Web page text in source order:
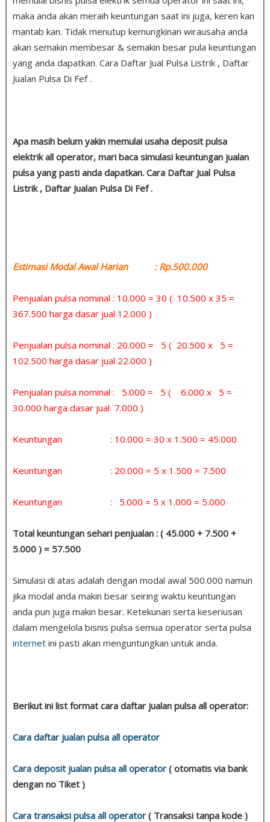
maka anda akan meraih keuntungan saat ini juga, keren kan
mantab kan. Tidak menutup kemungkinan wirausaha anda
akan semakin membesar & semakin besar pula keuntungan
yang anda dapatkan. Cara Daftar Jual Pulsa Listrik , Daftar
Jualan Pulsa Di Fef .
Apa masih belum yakin memulai usaha deposit pulsa
elektrik all operator, mari baca simulasi keuntungan jualan
pulsa yang pasti anda dapatkan. Cara Daftar Jual Pulsa
Listrik , Daftar Jualan Pulsa Di Fef .
Estimasi Modal Awal Harian : Rp.500.000
Penjualan pulsa nominal : 10.000 = 30 ( 10.500 x 35 =
367.500 harga dasar jual 12.000 )
Penjualan pulsa nominal : 20.000 = 5 ( 20.500 x 5 =
102.500 harga dasar jual 22.000 )
Penjualan pulsa nominal : 5.000 = 5 ( 6.000 x 5 =
30.000 harga dasar jual 7.000 )
Keuntungan : 10.000 = 30 x 1.500 = 45.000
Keuntungan : 20.000 = 5 x 1.500 = 7.500
Keuntungan : 5.000 = 5 x 1.000 = 5.000
Total keuntungan sehari penjualan : ( 45.000 + 7.500 +
5.000 ) = 57.500
Simulasi di atas adalah dengan modal awal 500.000 namun
jika modal anda makin besar seiring waktu keuntungan
anda pun juga makin besar. Ketekunan serta keseriusan
dalam mengelola bisnis pulsa semua operator serta pulsa
internet ini pasti akan menguntungkan untuk anda.
Berikut ini list format cara daftar jualan pulsa all operator:
Cara daftar jualan pulsa all operator
Cara deposit jualan pulsa all operator ( otomatis via bank
dengan no Tiket )
Cara transaksi pulsa all operator ( Transaksi tanpa kode )